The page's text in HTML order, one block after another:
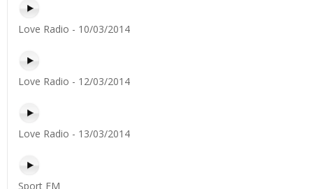
Love Radio - 10/03/2014
Love Radio - 12/03/2014
Love Radio - 13/03/2014
Sport FM